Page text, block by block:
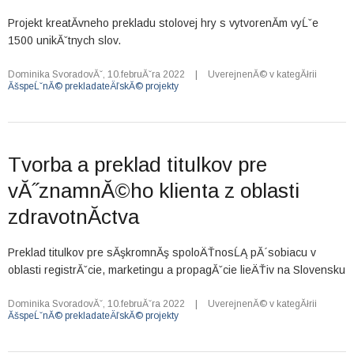
Projekt kreatĂ­vneho prekladu stolovej hry s vytvorenĂ­m vyĹˇe
1500 unikĂˇtnych slov.
Dominika SvoradovĂˇ, 10.februĂˇra 2022
UverejnenĂ© v kategĂłrii
ĂšspeĹˇnĂ© prekladateÄľskĂ© projekty
Tvorba a preklad titulkov pre
vĂ˝znamnĂ©ho klienta z oblasti
zdravotnĂ­ctva
Preklad titulkov pre sĂşkromnĂş spoloÄŤnosĹĄ pĂ´sobiacu v
oblasti registrĂˇcie, marketingu a propagĂˇcie lieÄŤiv na Slovensku
Dominika SvoradovĂˇ, 10.februĂˇra 2022
UverejnenĂ© v kategĂłrii
ĂšspeĹˇnĂ© prekladateÄľskĂ© projekty